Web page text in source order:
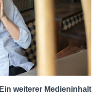
Ein weiterer Medieninhalt